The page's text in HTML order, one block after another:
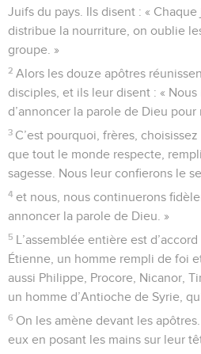
Juifs du pays. Ils disent : «
distribue la nourriture, on oublie
groupe. »
2 Alors les douze apôtres
disciples, et ils leur disent : «
d’annoncer la parole de Dieu pour
3 C’est pourquoi, frères,
que tout le monde respecte,
sagesse. Nous leur confierons le
4 et nous, nous continuerons
annoncer la parole de Dieu. »
5 L’assemblée entière est
Étienne, un homme rempli de foi
aussi Philippe, Procore, Nicanor,
un homme d’Antioche de Syrie,
6 On les amène devant les
eux en posant les mains sur leur